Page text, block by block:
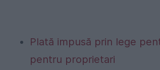
Plată impusă prin lege
pentru proprietari